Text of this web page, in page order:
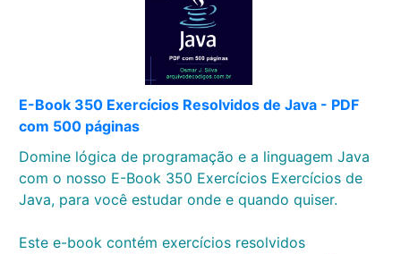
E-Book 350 Exercícios Resolvidos de Java - PDF
com 500 páginas
Domine lógica de programação e a linguagem Java
com o nosso E-Book 350 Exercícios Exercícios de
Java, para você estudar onde e quando quiser.
Este e-book contém exercícios resolvidos